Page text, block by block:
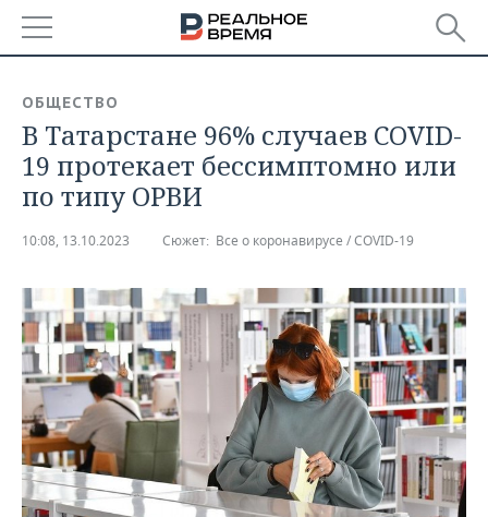
БАШКОРТОСТАН
ТАТАРСТАН
НОВОСТИ
АНАЛИТИКА
КОРОЛИ ГОСЗАКАЗА ПФО
ВУЗЫ ТАТАРСТАНА
КОМУ ПРИНАДЛЕЖАТ
ТОРГОВЫЕ ЦЕНТРЫ
ТАТАРСТАНА
ФИНАНСЫ
БАНКИ
БЮДЖЕТ
ИНВЕСТИЦИИ
НОВОСТИ
ПРОМЫШЛЕННОСТИ
АГРОПРОМ
МАШИНОСТРОЕНИЕ
НЕФТЕХИМИЯ
НЕДВИЖИМОСТЬ
НОВОСТИ НЕДВИЖИМОСТИ
АВТО
НОВОСТИ АВТО
БИЗНЕС
НОВОСТИ БИЗНЕСА
ТЕХНОЛОГИИ
ОБЩЕСТВО
В Татарстане 96% случаев COVID-
19 протекает бессимптомно или
по типу ОРВИ
10:08, 13.10.2023 Сюжет: Все о коронавирусе / COVID-19